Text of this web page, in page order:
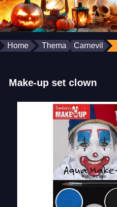
Home Thema Carnevil
Make-up set clown